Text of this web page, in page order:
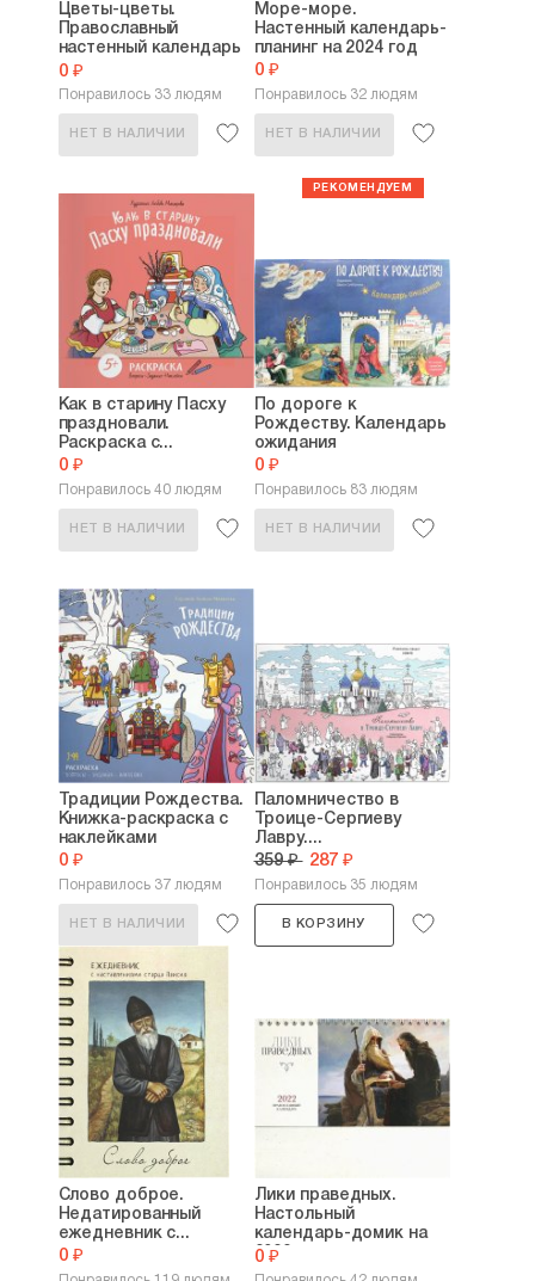
Цветы-цветы.
Православный
настенный календарь
на...
0 ₽
Понравилось 33 людям
НЕТ В НАЛИЧИИ
Море-море.
Настенный календарь-
планинг на 2024 год
0 ₽
Понравилось 32 людям
НЕТ В НАЛИЧИИ
Как в старину Пасху
праздновали.
Раскраска с...
0 ₽
Понравилось 40 людям
НЕТ В НАЛИЧИИ
По дороге к
Рождеству. Календарь
ожидания
0 ₽
Понравилось 83 людям
НЕТ В НАЛИЧИИ
Традиции Рождества.
Книжка-раскраска с
наклейками
0 ₽
Понравилось 37 людям
НЕТ В НАЛИЧИИ
Паломничество в
Троице-Сергиеву
Лавру....
359 ₽ 287 ₽
Понравилось 35 людям
В КОРЗИНУ
Слово доброе.
Недатированный
ежедневник с...
0 ₽
Лики праведных.
Настольный
календарь-домик на
2022...
0 ₽